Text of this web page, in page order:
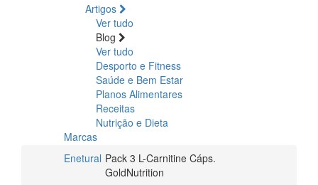
Artigos
Ver tudo
Blog
Ver tudo
Desporto e Fitness
Saúde e Bem Estar
Planos Alimentares
Receitas
Nutrição e Dieta
Marcas
Enetural Pack 3 L-Carnitine Cáps.
GoldNutrition